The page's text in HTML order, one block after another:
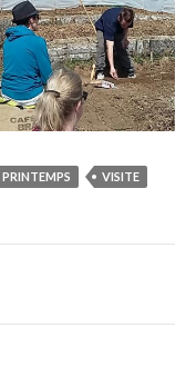
PRINTEMPS VISITE